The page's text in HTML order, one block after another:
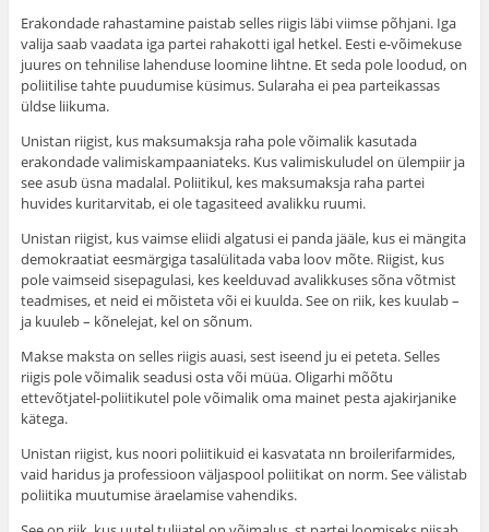
Erakondade rahastamine paistab selles riigis läbi viimse põhjani. Iga
valija saab vaadata iga partei rahakotti igal hetkel. Eesti e-võimekuse
juures on tehnilise lahenduse loomine lihtne. Et seda pole loodud, on
poliitilise tahte puudumise küsimus. Sularaha ei pea parteikassas
üldse liikuma.
Unistan riigist, kus maksumaksja raha pole võimalik kasutada
erakondade valimiskampaaniateks. Kus valimiskuludel on ülempiir ja
see asub üsna madalal. Poliitikul, kes maksumaksja raha partei
huvides kuritarvitab, ei ole tagasiteed avalikku ruumi.
Unistan riigist, kus vaimse eliidi algatusi ei panda jääle, kus ei mängita
demokraatiat eesmärgiga tasalülitada vaba loov mõte. Riigist, kus
pole vaimseid sisepagulasi, kes keelduvad avalikkuses sõna võtmist
teadmises, et neid ei mõisteta või ei kuulda. See on riik, kes kuulab –
ja kuuleb – kõnelejat, kel on sõnum.
Makse maksta on selles riigis auasi, sest iseend ju ei peteta. Selles
riigis pole võimalik seadusi osta või müüa. Oligarhi mõõtu
ettevõtjatel-poliitikutel pole võimalik oma mainet pesta ajakirjanike
kätega.
Unistan riigist, kus noori poliitikuid ei kasvatata nn broilerifarmides,
vaid haridus ja professioon väljaspool poliitikat on norm. See välistab
poliitika muutumise äraelamise vahendiks.